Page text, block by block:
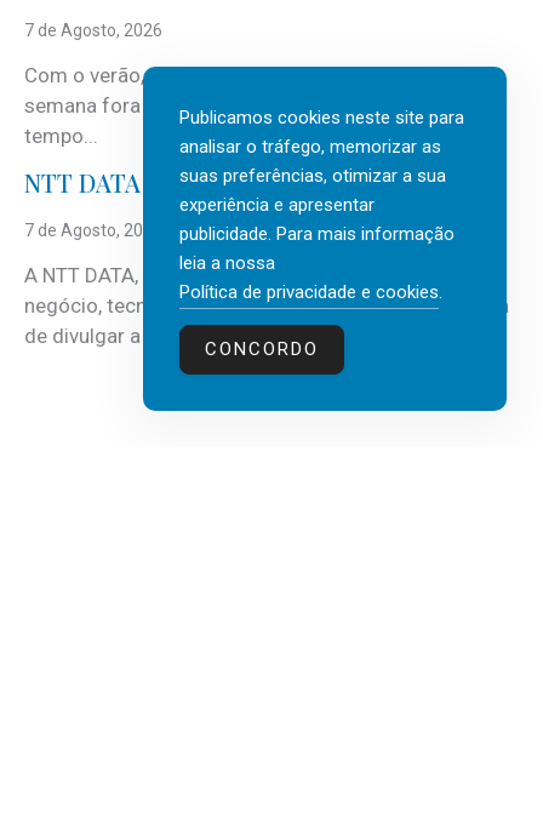
7 de Agosto, 2026
Com o verão, chegam também as férias, os fins-de-
semana fora e os dias em que a casa fica mais
tempo...
NTT DATA Insurtech Global Outlook 2026
7 de Agosto, 2026
A NTT DATA, consultora global em serviços de
negócio, tecnologia e inteligência artificial (IA), acaba
de divulgar a mais recente...
Publicamos cookies neste site para
analisar o tráfego, memorizar as
suas preferências, otimizar a sua
experiência e apresentar
publicidade. Para mais informação
leia a nossa
Política de privacidade e cookies.
CONCORDO